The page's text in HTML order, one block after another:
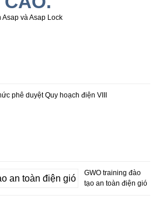
Asap và Asap Lock
phê duyệt Quy hoạch điện VIII
GWO training đào
tạo an toàn điện gió